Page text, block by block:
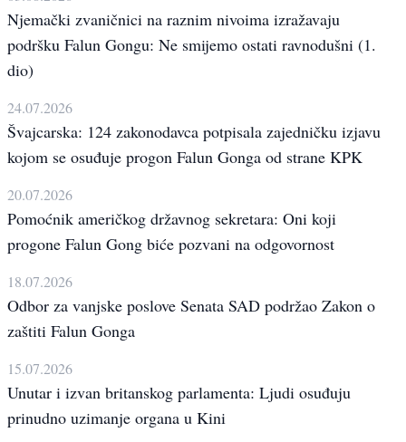
Njemački zvaničnici na raznim nivoima izražavaju
podršku Falun Gongu: Ne smijemo ostati ravnodušni (1.
dio)
24.07.2026
Švajcarska: 124 zakonodavca potpisala zajedničku izjavu
kojom se osuđuje progon Falun Gonga od strane KPK
20.07.2026
Pomoćnik američkog državnog sekretara: Oni koji
progone Falun Gong biće pozvani na odgovornost
18.07.2026
Odbor za vanjske poslove Senata SAD podržao Zakon o
zaštiti Falun Gonga
15.07.2026
Unutar i izvan britanskog parlamenta: Ljudi osuđuju
prinudno uzimanje organa u Kini